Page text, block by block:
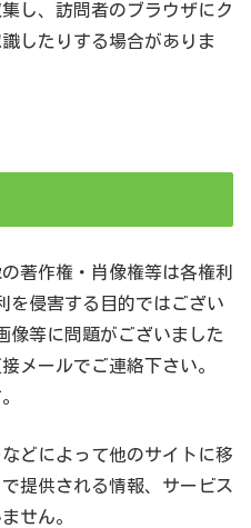
し、訪問者のブラウザにク
したりする場合がありま
著作権・肖像権等は各権利
を侵害する目的ではござい
像等に問題がございました
メールでご連絡下さい。
どによって他のサイトに移
提供される情報、サービス
せん。